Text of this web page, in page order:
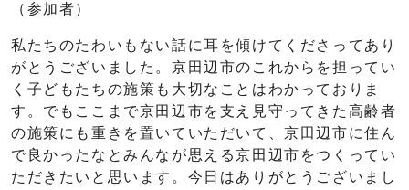
（参加者）
私たちのたわいもない話に耳を傾けてくださってあり
がとうございました。京田辺市のこれからを担ってい
く子どもたちの施策も大切なことはわかっておりま
す。でもここまで京田辺市を支え見守ってきた高齢者
の施策にも重きを置いていただいて、京田辺市に住ん
で良かったなとみんなが思える京田辺市をつくってい
ただきたいと思います。今日はありがとうございまし